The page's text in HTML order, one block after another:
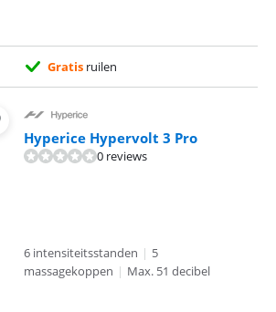
Gratis ruilen
Hyperice Hypervolt 3 Pro
0 reviews
6 intensiteitsstanden | 5
massagekoppen | Max. 51 decibel